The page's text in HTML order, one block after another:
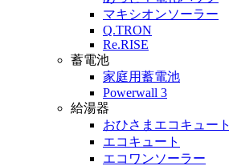
マキシオンソーラー
Q.TRON
Re.RISE
蓄電池
家庭用蓄電池
Powerwall 3
給湯器
おひさまエコキュート
エコキュート
エコワンソーラー